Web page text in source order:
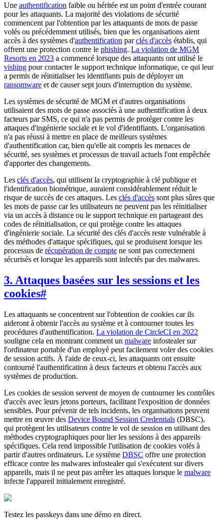
Une authentification faible ou héritée est un point d'entrée courant
pour les attaquants. La majorité des violations de sécurité
commencent par l'obtention par les attaquants de mots de passe
volés ou précédemment utilisés, bien que les organisations aient
accès à des systèmes d'authentification parclés d'accès établis, qui
offrent une protection contre le phishing. La violation de MGM
Resorts en 2023 a commencé lorsque des attaquants ont utilisé le
vishing pour contacter le support technique informatique, ce qui leur
a permis de réinitialiser les identifiants puis de déployer un
ransomware et de causer sept jours d'interruption du système.
Les systèmes de sécurité de MGM et d'autres organisations
utilisaient des mots de passe associés à une authentification à deux
facteurs par SMS, ce qui n'a pas permis de protéger contre les
attaques d'ingénierie sociale et le vol d'identifiants. L'organisation
n'a pas réussi à mettre en place de meilleurs systèmes
d'authentification car, bien qu'elle ait compris les menaces de
sécurité, ses systèmes et processus de travail actuels l'ont empêchée
d'apporter des changements.
Les clés d'accès, qui utilisent la cryptographie à clé publique et
l'identification biométrique, auraient considérablement réduit le
risque de succès de ces attaques. Les clés d'accès sont plus sûres que
les mots de passe car les utilisateurs ne peuvent pas les réinitialiser
via un accès à distance ou le support technique en partageant des
codes de réinitialisation, ce qui protège contre les attaques
d'ingénierie sociale. La sécurité des clés d'accès reste vulnérable à
des méthodes d'attaque spécifiques, qui se produisent lorsque les
processus de récupération de compte ne sont pas correctement
sécurisés et lorsque les appareils sont infectés par des malwares.
3. Attaques basées sur les sessions et les
cookies#
Les attaquants se concentrent sur l'obtention de cookies car ils
aideront à obtenir l'accès au système et à contourner toutes les
procédures d'authentification. La violation de CircleCI en 2022
souligne cela en montrant comment un malware infostealer sur
l'ordinateur portable d'un employé peut facilement voler des cookies
de session actifs. À l'aide de ceux-ci, les attaquants ont ensuite
contourné l'authentification à deux facteurs et obtenu l'accès aux
systèmes de production.
Les cookies de session servent de moyen de contourner les contrôles
d'accès avec leurs jetons porteurs, facilitant l'exposition de données
sensibles. Pour prévenir de tels incidents, les organisations peuvent
mettre en œuvre des Device Bound Session Credentials (DBSC),
qui protègent les utilisateurs contre le vol de session en utilisant des
méthodes cryptographiques pour lier les sessions à des appareils
spécifiques. Cela rend impossible l'utilisation de cookies volés à
partir d'autres ordinateurs. Le système DBSC offre une protection
efficace contre les malwares infostealer qui s'exécutent sur divers
appareils, mais il ne peut pas arrêter les attaques lorsque le malware
infecte l'appareil initialement enregistré.
Testez les passkeys dans une démo en direct.